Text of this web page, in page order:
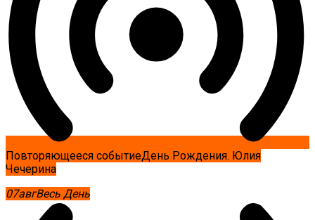
Повторяющееся событиеДень Рождения. Юлия
Чечерина
07авгВесь День